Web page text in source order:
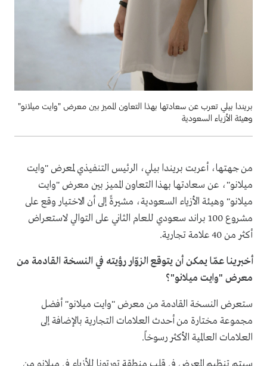
بريندا بيلي تعرب عن سعادتها بهذا التعاون المميز بين معرض "وايت ميلانو"
وهيئة الأزياء السعودية
من جهتها، أعربت بريندا بيلي، الرئيس التنفيذي لمعرض "وايت
ميلانو"، عن سعادتها بهذا التعاون المميز بين معرض "وايت
ميلانو" وهيئة الأزياء السعودية، مشيرةً إلى أن الاختيار وقع على
مشروع 100 براند سعودي للعام الثاني على التوالي لاستعراض
أكثر من 40 علامة تجارية.
أخبرينا عمّا يمكن أن يتوقع الزوّار رؤيته في النسخة القادمة من
معرض "وايت ميلانو"؟
ستعرض النسخة القادمة من معرض "وايت ميلانو" أفضل
مجموعة مختارة من أحدث العلامات التجارية بالإضافة إلى
العلامات العالمية الأكثر رسوخاً.